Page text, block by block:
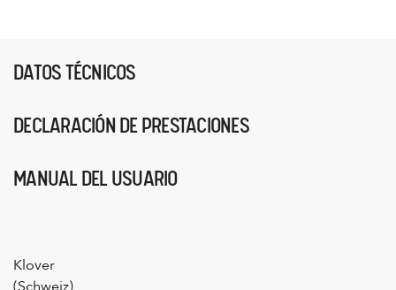
DATOS TÉCNICOS
DECLARACIÓN DE PRESTACIONES
MANUAL DEL USUARIO
Klover